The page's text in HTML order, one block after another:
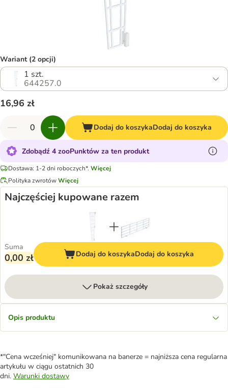
Wariant (2 opcji)
1 szt.
644257.0
16,96 zł
Dodaj do koszykaDodaj do koszyka
Zdobądź 4 zooPunktów za ten produkt
Dostawa: 1-2 dni roboczych*. Więcej
Polityka zwrotówWięcej
Najczęściej kupowane razem
Suma
0,00 zł Dodaj do koszykaDodaj do koszyka
Pokaż szczegóły
Opis produktu
*"Cena wcześniej" komunikowana na banerze = najniższa cena regularna
artykułu w ciągu ostatnich 30
dni. Warunki dostawy